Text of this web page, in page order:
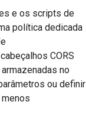
e os scripts de
política dedicada
CORS
no
ou definir